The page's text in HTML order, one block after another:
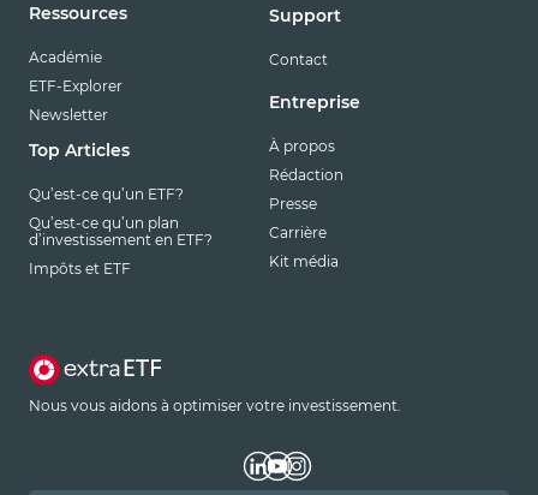
Ressources
Académie
ETF-Explorer
Newsletter
Top Articles
Qu’est-ce qu’un ETF?
Qu’est-ce qu’un plan
d’investissement en ETF?
Impôts et ETF
Support
Contact
Entreprise
À propos
Rédaction
Presse
Carrière
Kit média
Nous vous aidons à optimiser votre investissement.